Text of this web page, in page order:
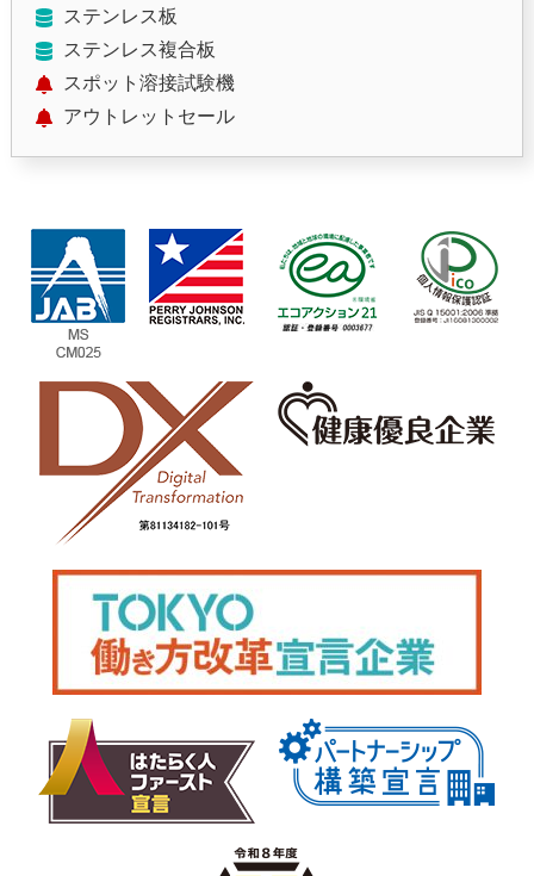
ステンレス板
ステンレス複合板
スポット溶接試験機
アウトレットセール